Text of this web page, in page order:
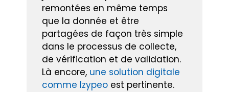
remontées en même temps
que la donnée et être
partagées de façon très simple
dans le processus de collecte,
de vérification et de validation.
Là encore, une solution digitale
comme Izypeo est pertinente.